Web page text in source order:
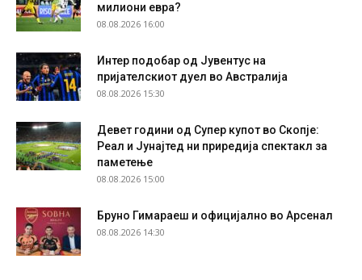
милиони евра?
08.08.2026 16:00
Интер подобар од Јувентус на
пријателскиот дуел во Австралија
08.08.2026 15:30
Девет години од Супер купот во Скопје:
Реал и Јунајтед ни приредија спектакл за
паметење
08.08.2026 15:00
Бруно Гимараеш и официјално во Арсенал
08.08.2026 14:30